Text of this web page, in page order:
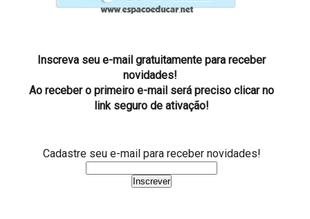
Inscreva seu e-mail gratuitamente para receber
novidades!
Ao receber o primeiro e-mail será preciso clicar no
link seguro de ativação!
Cadastre seu e-mail para receber novidades!